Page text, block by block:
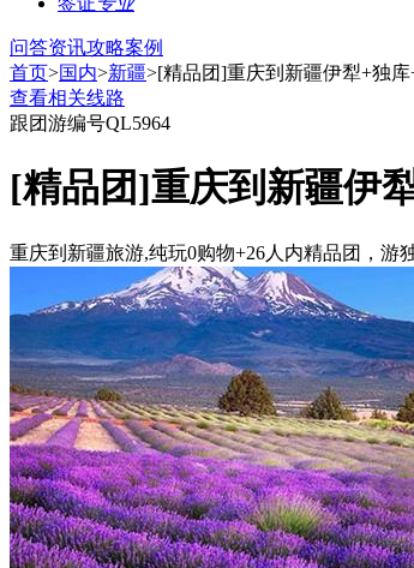
问答资讯攻略案例
首页>国内>新疆>[精品团]重庆到新疆伊犁+独
查看相关线路
跟团游编号QL5964
[精品团]重庆到新疆伊
重庆到新疆旅游,纯玩0购物+26人内精品团，游